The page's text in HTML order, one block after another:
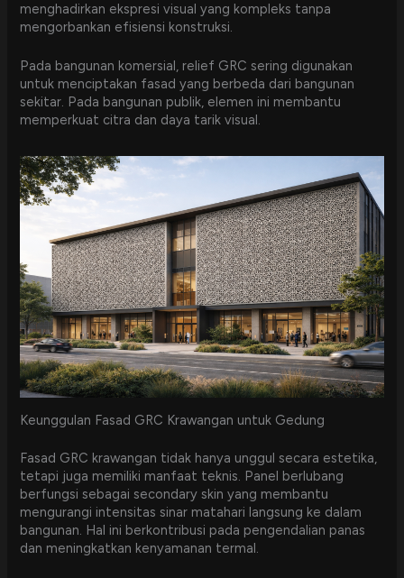
menghadirkan ekspresi visual yang kompleks tanpa
mengorbankan efisiensi konstruksi.
Pada bangunan komersial, relief GRC sering digunakan
untuk menciptakan fasad yang berbeda dari bangunan
sekitar. Pada bangunan publik, elemen ini membantu
memperkuat citra dan daya tarik visual.
Keunggulan Fasad GRC Krawangan untuk Gedung
Fasad GRC krawangan tidak hanya unggul secara estetika,
tetapi juga memiliki manfaat teknis. Panel berlubang
berfungsi sebagai secondary skin yang membantu
mengurangi intensitas sinar matahari langsung ke dalam
bangunan. Hal ini berkontribusi pada pengendalian panas
dan meningkatkan kenyamanan termal.